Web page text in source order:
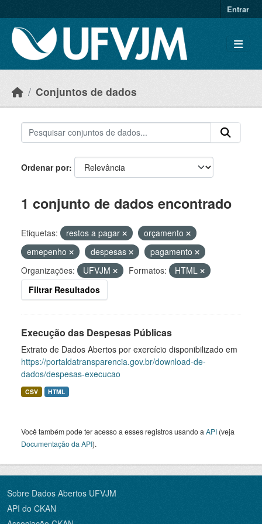
Entrar
Conjuntos de dados
Ordenar por
1 conjunto de dados encontrado
Etiquetas: restos a pagar
orçamento
emepenho
despesas
pagamento
Organizações:
UFVJM Formatos:
HTML
Filtrar Resultados
Execução das Despesas Públicas
Extrato de Dados Abertos por exercício disponibilizado em
https://portaldatransparencia.gov.br/download-de-
dados/despesas-execucao
CSV HTML
Você também pode ter acesso a esses registros usando a API (veja
Documentação da API).
Sobre Dados Abertos UFVJM
API do CKAN